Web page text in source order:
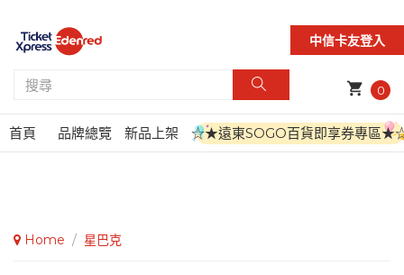
中信卡友登入
shopping_cart 0
首頁 品牌總覽 新品上架 ☆★遠東SOGO百貨即享券專區
Home / 星巴克